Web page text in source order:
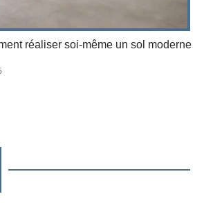
réaliser soi-même un sol moderne